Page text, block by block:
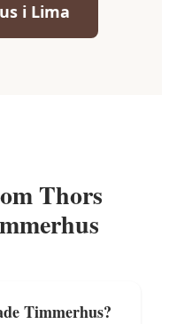
i Lima
Thors
Timmerhus?